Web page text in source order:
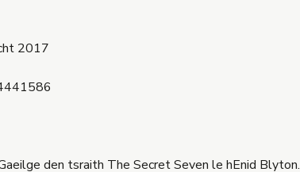
2017
den tsraith The Secret Seven le hEnid Blyton.